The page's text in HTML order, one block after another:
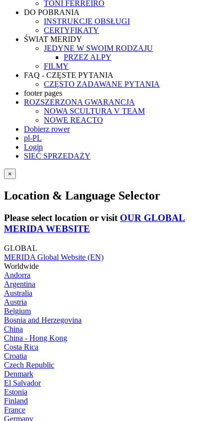
TONI FERREIRO
DO POBRANIA
INSTRUKCJE OBSŁUGI
CERTYFIKATY
ŚWIAT MERIDY
JEDYNE W SWOIM RODZAJU
PRZEZ ALPY
FILMY
FAQ - CZĘSTE PYTANIA
CZĘSTO ZADAWANE PYTANIA
footer pages
ROZSZERZONA GWARANCJA
NOWA SCULTURA V TEAM
NOWE REACTO
Dobierz rower
pl-PL
Login
SIEĆ SPRZEDAŻY
×
Location & Language Selector
Please select location or visit OUR GLOBAL
MERIDA WEBSITE
GLOBAL
MERIDA Global Website (EN)
Worldwide
Andorra
Argentina
Australia
Austria
Belgium
Bosnia and Herzegovina
China
China - Hong Kong
Costa Rica
Croatia
Czech Republic
Denmark
El Salvador
Estonia
Finland
France
Germany